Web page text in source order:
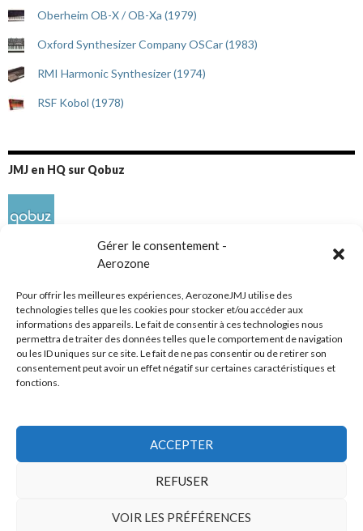
Gérer le consentement -
Aerozone
Pour offrir les meilleures expériences, AerozoneJMJ utilise des
technologies telles que les cookies pour stocker et/ou accéder aux
informations des appareils. Le fait de consentir à ces technologies nous
permettra de traiter des données telles que le comportement de navigation
ou les ID uniques sur ce site. Le fait de ne pas consentir ou de retirer son
consentement peut avoir un effet négatif sur certaines caractéristiques et
fonctions.
ACCEPTER
REFUSER
VOIR LES PRÉFÉRENCES
Oberheim OB-X / OB-Xa (1979)
Oxford Synthesizer Company OSCar (1983)
RMI Harmonic Synthesizer (1974)
RSF Kobol (1978)
JMJ en HQ sur Qobuz
Réseaux sociaux
© Mars 2006-Août 2026